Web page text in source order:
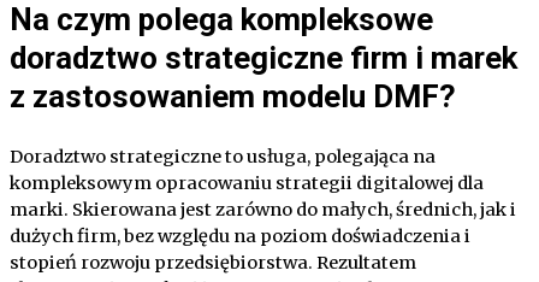
Na czym polega kompleksowe
doradztwo strategiczne firm i marek
z zastosowaniem modelu DMF?
Doradztwo strategiczne to usługa, polegająca na
kompleksowym opracowaniu strategii digitalowej dla
marki. Skierowana jest zarówno do małych, średnich, jak i
dużych firm, bez względu na poziom doświadczenia i
stopień rozwoju przedsiębiorstwa. Rezultatem